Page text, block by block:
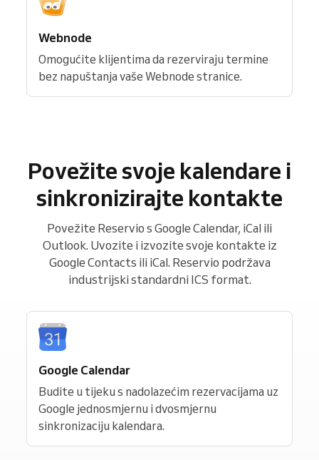
Webnode
Omogućite klijentima da rezerviraju termine
bez napuštanja vaše Webnode stranice.
Povežite svoje kalendare i
sinkronizirajte kontakte
Povežite Reservio s Google Calendar, iCal ili
Outlook. Uvozite i izvozite svoje kontakte iz
Google Contacts ili iCal. Reservio podržava
industrijski standardni ICS format.
Google Calendar
Budite u tijeku s nadolazećim rezervacijama uz
Google jednosmjernu i dvosmjernu
sinkronizaciju kalendara.